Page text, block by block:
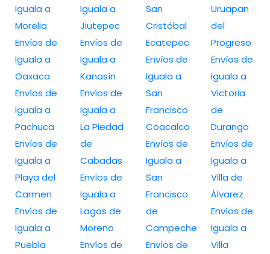
Iguala a
Morelia
Envíos de
Iguala a
Oaxaca
Envíos de
Iguala a
Pachuca
Envíos de
Iguala a
Playa del
Carmen
Envíos de
Iguala a
Puebla
Iguala a
Jiutepec
Envíos de
Iguala a
Kanasín
Envíos de
Iguala a
La Piedad
de
Cabadas
Envíos de
Iguala a
Lagos de
Moreno
Envíos de
San
Cristóbal
Ecatepec
Envíos de
Iguala a
San
Francisco
Coacalco
Envíos de
Iguala a
San
Francisco
de
Campeche
Envíos de
Uruapan
del
Progreso
Envíos de
Iguala a
Victoria
de
Durango
Envíos de
Iguala a
Villa de
Álvarez
Envíos de
Iguala a
Villa